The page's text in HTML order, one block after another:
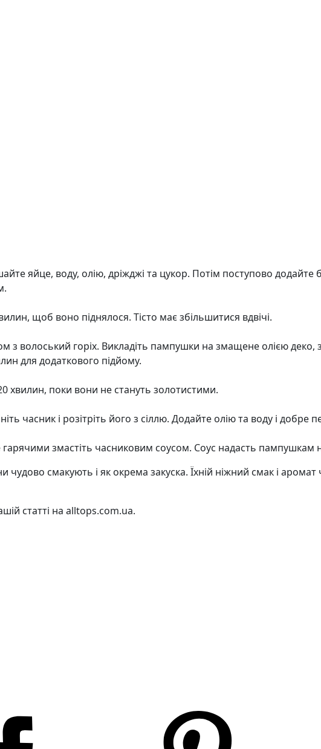
яйце, воду, олію, дріжджі та цукор. Потім поступово
щоб воно піднялося. Тісто має збільшитися вдвічі.
з волоський горіх. Викладіть пампушки на змащене олією
для додаткового підйому.
хвилин, поки вони не стануть золотистими.
часник і розітріть його з сіллю. Додайте олію та воду і добре
гарячими змастіть часниковим соусом. Соус надасть пампушкам
смакують і як окрема закуска. Їхній ніжний смак і
статті на alltops.com.ua.